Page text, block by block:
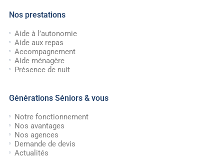
Nos prestations
Aide à l’autonomie
Aide aux repas
Accompagnement
Aide ménagère
Présence de nuit
Générations Séniors & vous
Notre fonctionnement
Nos avantages
Nos agences
Demande de devis
Actualités